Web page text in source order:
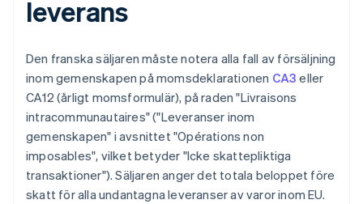
leverans
Den franska säljaren måste notera alla fall av försäljning
inom gemenskapen på momsdeklarationen CA3 eller
CA12 (årligt momsformulär), på raden "Livraisons
intracommunautaires" ("Leveranser inom
gemenskapen" i avsnittet "Opérations non
imposables", vilket betyder "Icke skattepliktiga
transaktioner"). Säljaren anger det totala beloppet före
skatt för alla undantagna leveranser av varor inom EU.